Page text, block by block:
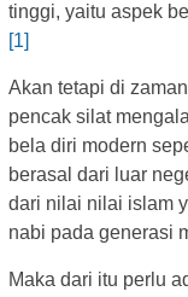
tinggi, yaitu aspek
[1]
Akan tetapi di
pencak silat
bela diri modern
berasal dari luar
dari nilai nilai islam
nabi pada generasi
Maka dari itu perlu